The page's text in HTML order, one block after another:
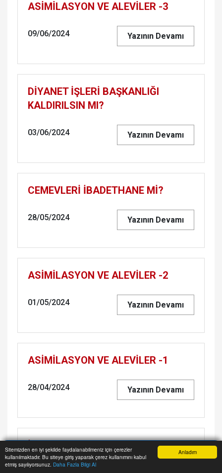
Anladım
Sitemizden en iyi şekilde faydalanabilmeniz için çerezler
kullanılmaktadır. Bu siteye giriş yaparak çerez kullanımını kabul
etmiş sayılıyorsunuz. Daha Fazla Bilgi Al
ASİMİLASYON VE ALEVİLER -3
09/06/2024 Yazının Devamı
DİYANET İŞLERİ BAŞKANLIĞI
KALDIRILSIN MI?
03/06/2024 Yazının Devamı
CEMEVLERİ İBADETHANE Mİ?
28/05/2024 Yazının Devamı
ASİMİLASYON VE ALEVİLER -2
01/05/2024 Yazının Devamı
ASİMİLASYON VE ALEVİLER -1
28/04/2024 Yazının Devamı
İNKARCILAR AVRUPA’DA DA
DAĞILIYOR!
Anasayfa Yazarlar Haber Ara İhbar Hattı Menu